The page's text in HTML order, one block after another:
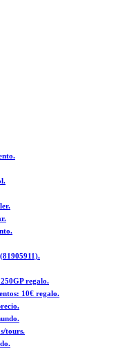
regalo.
10€ regalo.
tours.